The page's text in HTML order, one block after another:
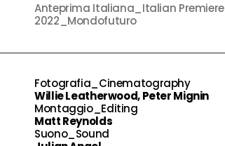
Anteprima Italiana_Italian Premiere
2022_Mondofuturo
Fotografia_Cinematography
Willie Leatherwood, Peter Mignin
Montaggio_Editing
Matt Reynolds
Suono_Sound